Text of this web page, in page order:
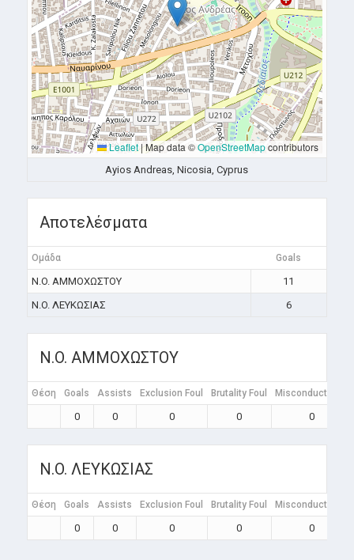
Leaflet|Map data ©OpenStreetMapcontributors
Ayios Andreas, Nicosia, Cyprus
Αποτελέσματα
Ομάδα Goals
N.O. ΑΜΜΟΧΩΣΤΟΥ
11
N.O. ΛΕΥΚΩΣΙΑΣ
6
N.O. ΑΜΜΟΧΩΣΤΟΥ
Θέση Goals Assists Exclusion Foul Brutality Foul Misconduct Foul
0 0 0 0 0
N.O. ΛΕΥΚΩΣΙΑΣ
Θέση Goals Assists Exclusion Foul Brutality Foul Misconduct Foul
0 0 0 0 0